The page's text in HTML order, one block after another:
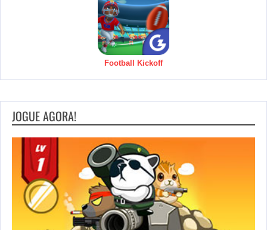
Football Kickoff
JOGUE AGORA!